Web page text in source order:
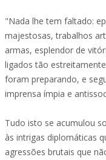
"Nada lhe tem faltado:
majestosas, trabalhos
armas, esplendor de
ligados tão
foram preparando, e
imprensa ímpia e
Tudo isto se acumulou
às intrigas diplomáticas
agressões brutais que